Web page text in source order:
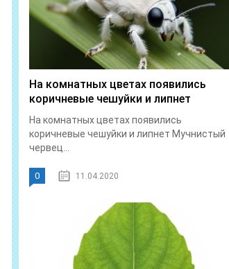
На комнатных цветах появились
коричневые чешуйки и липнет
На комнатных цветах появились
коричневые чешуйки и липнет Мучнистый
червец...
0 11.04.2020